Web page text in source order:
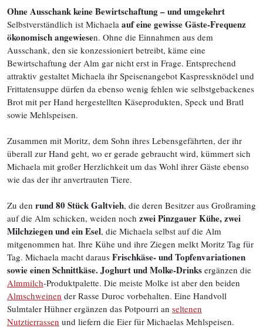
Ohne Ausschank keine Bewirtschaftung – und umgekehrt
Selbstverständlich ist Michaela auf eine gewisse Gäste-Frequenz
ökonomisch angewiesen. Ohne die Einnahmen aus dem
Ausschank, den sie konzessioniert betreibt, käme eine
Bewirtschaftung der Alm gar nicht erst in Frage. Entsprechend
attraktiv gestaltet Michaela ihr Speisenangebot Kaspressknödel und
Frittatensuppe dürfen da ebenso wenig fehlen wie selbstgebackenes
Brot mit per Hand hergestellten Käseprodukten, Speck und Bratl
sowie Mehlspeisen.
Zusammen mit Moritz, dem Sohn ihres Lebensgefährten, der ihr
überall zur Hand geht, wo er gerade gebraucht wird, kümmert sich
Michaela mit großer Herzlichkeit um das Wohl ihrer Gäste ebenso
wie das der ihr anvertrauten Tiere.
Zu den rund 80 Stück Galtvieh, die deren Besitzer aus Großraming
auf die Alm schicken, weiden noch zwei Pinzgauer Kühe, zwei
Milchziegen und ein Esel, die Michaela selbst auf die Alm
mitgenommen hat. Ihre Kühe und ihre Ziegen melkt Moritz Tag für
Tag. Michaela macht daraus Frischkäse- und Topfenvariationen
sowie einen Schnittkäse. Joghurt und Molke-Drinks ergänzen die
Almmilch-Produktpalette. Die meiste Molke ist aber den beiden
Almschweinen der Rasse Duroc vorbehalten. Eine Handvoll
Sulmtaler Hühner ergänzen das Potpourri an seltenen
Nutztierrassen und liefern die Eier für Michaelas Mehlspeisen.